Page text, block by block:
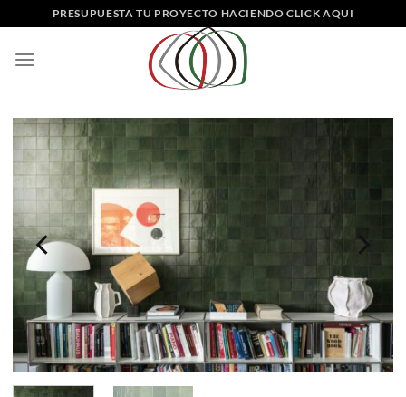
al
contenido
PRESUPUESTA TU PROYECTO HACIENDO CLICK AQUI